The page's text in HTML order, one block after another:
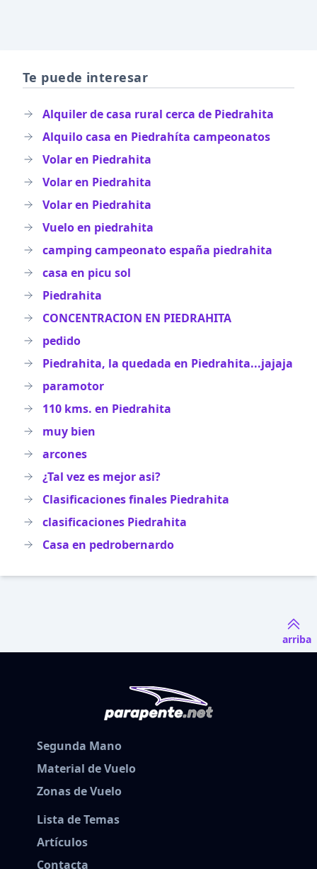
Te puede interesar
Alquiler de casa rural cerca de Piedrahita
Alquilo casa en Piedrahíta campeonatos
Volar en Piedrahita
Volar en Piedrahita
Volar en Piedrahita
Vuelo en piedrahita
camping campeonato españa piedrahita
casa en picu sol
Piedrahita
CONCENTRACION EN PIEDRAHITA
pedido
Piedrahita, la quedada en Piedrahita...jajaja
paramotor
110 kms. en Piedrahita
muy bien
arcones
¿Tal vez es mejor asi?
Clasificaciones finales Piedrahita
clasificaciones Piedrahita
Casa en pedrobernardo
arriba
Segunda Mano
Material de Vuelo
Zonas de Vuelo
Lista de Temas
Artículos
Contacta